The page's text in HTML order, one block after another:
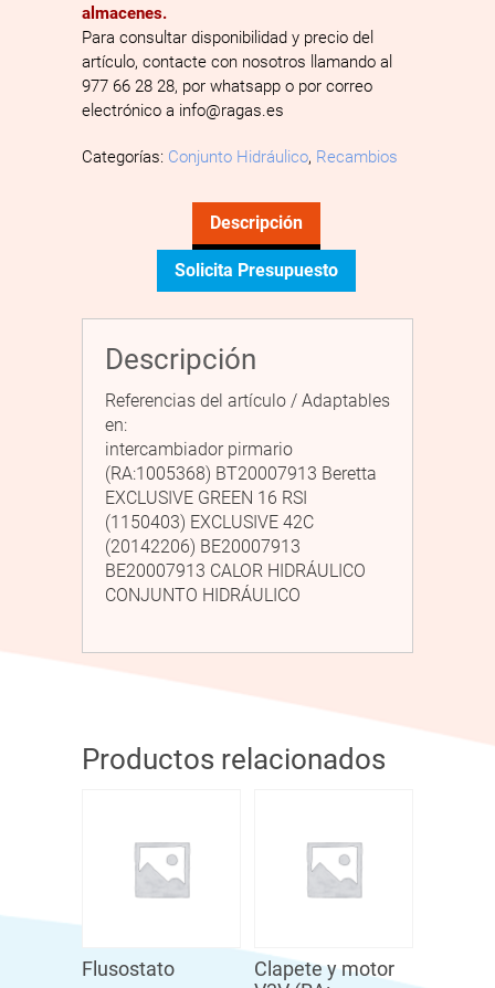
almacenes.
Para consultar disponibilidad y precio del
artículo, contacte con nosotros llamando al
977 66 28 28, por whatsapp o por correo
electrónico a info@ragas.es
Categorías: Conjunto Hidráulico, Recambios
Descripción
Solicita Presupuesto
Descripción
Referencias del artículo / Adaptables
en:
intercambiador pirmario
(RA:1005368) BT20007913 Beretta
EXCLUSIVE GREEN 16 RSI
(1150403) EXCLUSIVE 42C
(20142206) BE20007913
BE20007913 CALOR HIDRÁULICO
CONJUNTO HIDRÁULICO
Productos relacionados
Flusostato
Clapete y motor